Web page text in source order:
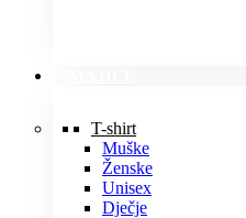
T-shirt
Muške
Ženske
Unisex
Dječje